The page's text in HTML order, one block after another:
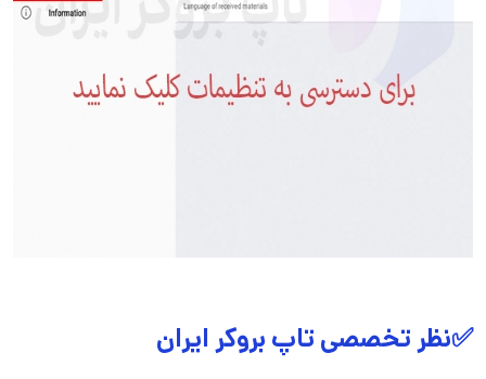
✅نظر تخصصی تاپ بروکر ایران